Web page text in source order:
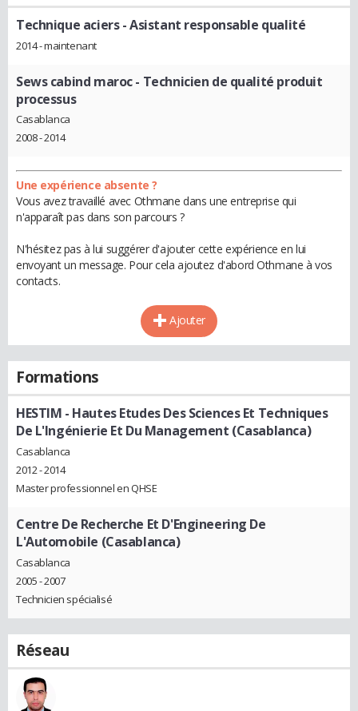
Technique aciers- Asistant responsable qualité
2014 - maintenant
Sews cabind maroc- Technicien de qualité produit
processus
Casablanca
2008 - 2014
Une expérience absente ?
Vous avez travaillé avec Othmane dans une entreprise qui
n'apparaît pas dans son parcours ?
N'hésitez pas à lui suggérer d'ajouter cette expérience en lui
envoyant un message. Pour cela ajoutez d'abord Othmane à vos
contacts.
Ajouter
Formations
HESTIM - Hautes Etudes Des Sciences Et Techniques
De L'Ingénierie Et Du Management (Casablanca)
Casablanca
2012 - 2014
Master professionnel en QHSE
Centre De Recherche Et D'Engineering De
L'Automobile (Casablanca)
Casablanca
2005 - 2007
Technicien spécialisé
Réseau